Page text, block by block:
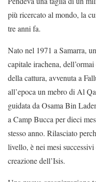
più ricercato al mondo, la
tre anni fa.
Nato nel 1971 a Samarra,
capitale irachena,
della cattura, avvenuta a
all’epoca un mebro di Al
guidata da Osama Bin
a Camp Bucca per dieci
stesso anno. Rilasciato
livello, è nei mesi
creazione dell’Isis.